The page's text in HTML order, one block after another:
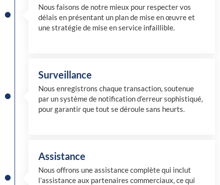
Nous faisons de notre mieux pour respecter vos
délais en présentant un plan de mise en œuvre et
une stratégie de mise en service infaillible.
Surveillance
Nous enregistrons chaque transaction, soutenue
par un système de notification d’erreur sophistiqué,
pour garantir que tout se déroule sans heurts.
Assistance
Nous offrons une assistance complète qui inclut
l’assistance aux partenaires commerciaux, ce qui